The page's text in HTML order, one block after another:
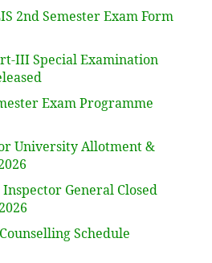
2nd Semester Exam Form
III Special Examination
Exam Programme
University Allotment &
Inspector General Closed
Schedule